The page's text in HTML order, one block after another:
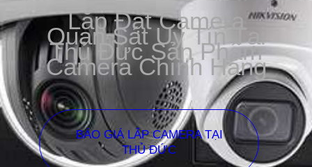
Lắp Đặt Camera
Quan Sát Uy Tín Tại
Thủ Đức Sản Phẩm
Camera Chính Hãng
BÁO GIÁ LẮP CAMERA TẠI
THỦ ĐỨC